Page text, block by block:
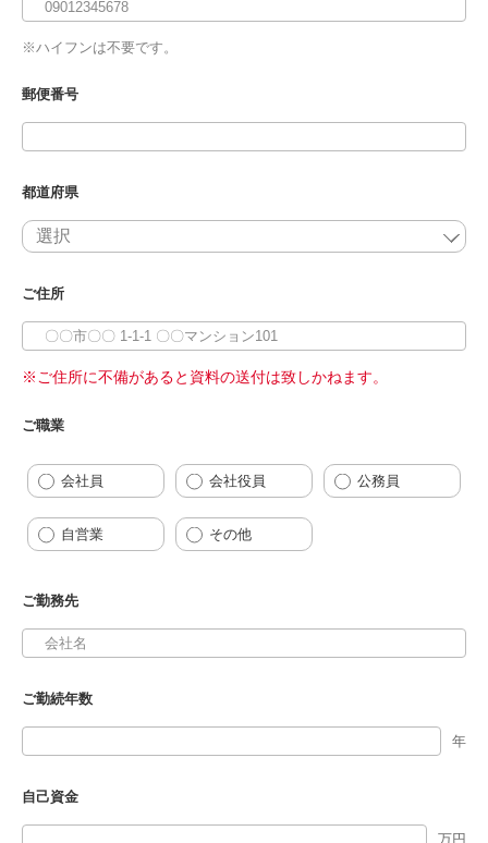
※ハイフンは不要です。
郵便番号
都道府県
ご住所
※ご住所に不備があると資料の送付は致しかねます。
ご職業
会社員 会社役員 公務員
自営業 その他
ご勤務先
ご勤続年数
年
自己資金
万円